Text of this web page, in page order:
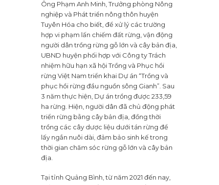
Ông Phạm Anh Minh, Trưởng phòng Nông
nghiệp và Phát triển nông thôn huyện
Tuyên Hóa cho biết, để xử lý các trường
hợp vi phạm lấn chiếm đất rừng, vận động
người dân trồng rừng gỗ lớn và cây bản địa,
UBND huyện phối hợp với Công ty Trách
nhiệm hữu hạn xã hội Trồng và Phục hồi
rừng Việt Nam triển khai Dự án “Trồng và
phục hồi rừng đầu nguồn sông Gianh”. Sau
3 năm thực hiện, Dự án trồng được 233,59
ha rừng. Hiện, người dân đã chủ động phát
triển rừng bằng cây bản địa, đồng thời
trồng các cây dược liệu dưới tán rừng để
lấy ngắn nuôi dài, đảm bảo sinh kế trong
thời gian chăm sóc rừng gỗ lớn và cây bản
địa.
Tại tỉnh Quảng Bình, từ năm 2021 đến nay,